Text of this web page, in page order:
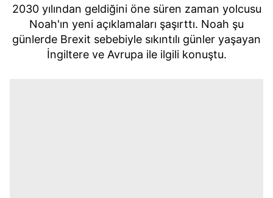
2030 yılından geldiğini öne süren zaman yolcusu
Noah'ın yeni açıklamaları şaşırttı. Noah şu
günlerde Brexit sebebiyle sıkıntılı günler yaşayan
İngiltere ve Avrupa ile ilgili konuştu.